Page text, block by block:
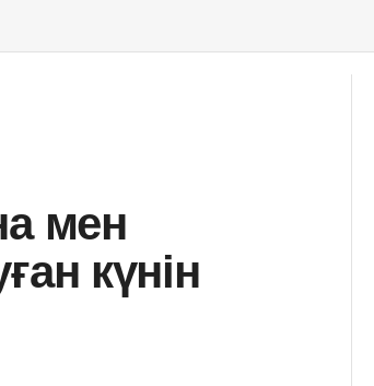
мен
күнін